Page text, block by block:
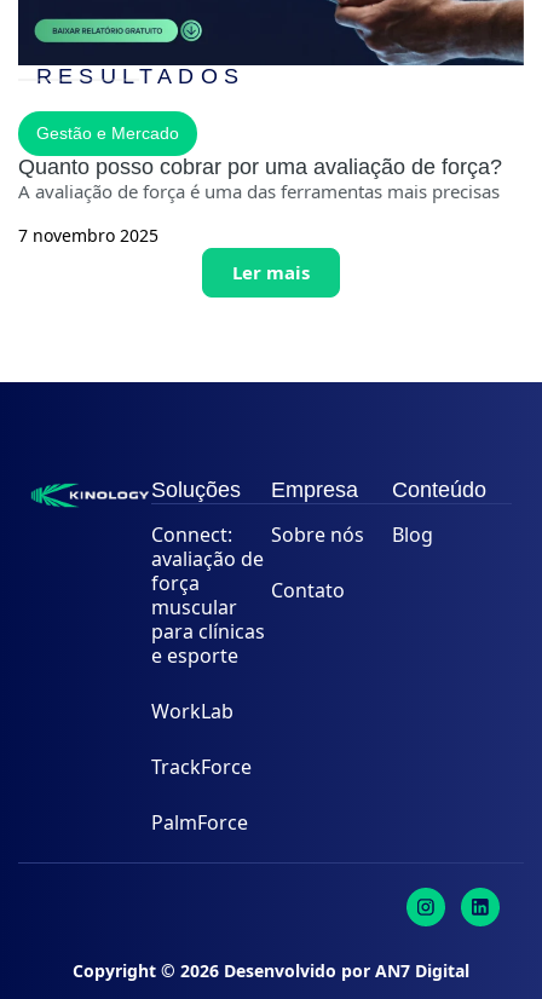
RESULTADOS
Gestão e Mercado
Quanto posso cobrar por uma avaliação de força?
A avaliação de força é uma das ferramentas mais precisas
7 novembro 2025
Ler mais
Soluções
Connect:
avaliação de
força
muscular
para clínicas
e esporte
WorkLab
TrackForce
PalmForce
Empresa
Sobre nós
Contato
Conteúdo
Blog
Copyright © 2026 Desenvolvido por AN7 Digital